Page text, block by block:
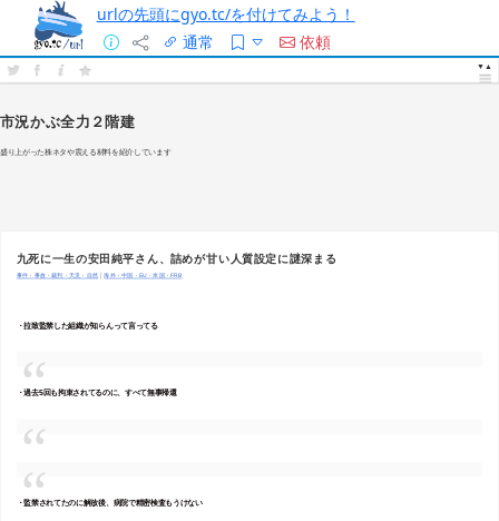
urlの先頭にgyo.tc/を付けてみよう！
通常
依頼